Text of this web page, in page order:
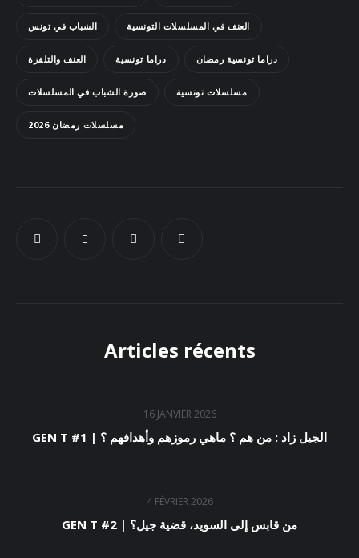
Sounds
الشباب في تونس العنف في المسلسلات التونسية
العنف والتلفزة دراما تونسية دراما تونسية رمضان
صورة الشباب في المسلسلات مسلسلات تونسية
مسلسلات رمضان 2026
Articles récents
16 JANVIER 2026
GEN T #1 | الجيل زاد : من هم ؟ ماهي رموزهم وأهدافهم ؟
4 FÉVRIER 2026
GEN T #2 | من قابس إلى السويد، قضية جيل؟